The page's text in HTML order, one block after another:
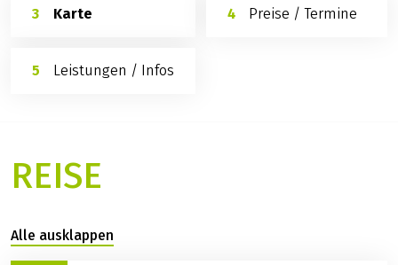
Karte Preise / Termine
Leistungen / Infos
REISE
Alle ausklappen